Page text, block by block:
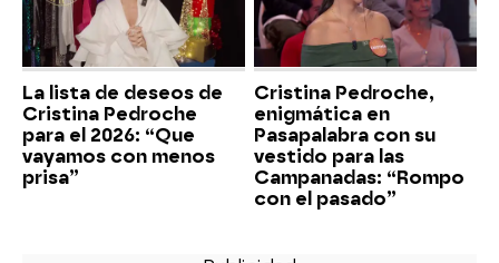
La lista de deseos de
Cristina Pedroche
para el 2026: “Que
vayamos con menos
prisa”
Cristina Pedroche,
enigmática en
Pasapalabra con su
vestido para las
Campanadas: “Rompo
con el pasado”